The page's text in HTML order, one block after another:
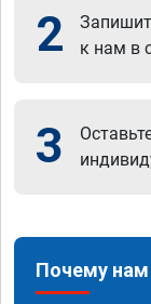
2
к нам в
3
Почему